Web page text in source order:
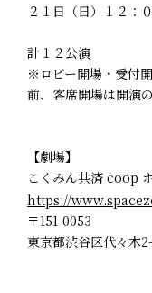
２１日（日）１２：
計１２公演
※ロビー開場・受付
前、客席開場は開演
【劇場】
こくみん共済 coop
https://
〒151-0053
東京都渋谷区代々木